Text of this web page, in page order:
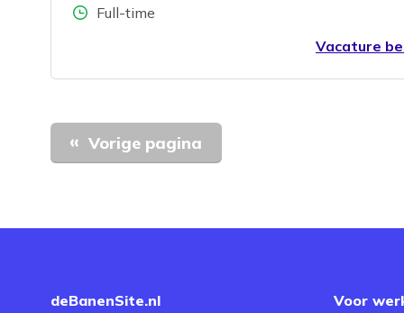
Aantal uren
Full-time
Vacature
Vorige pagina
deBanenSite.nl Voor